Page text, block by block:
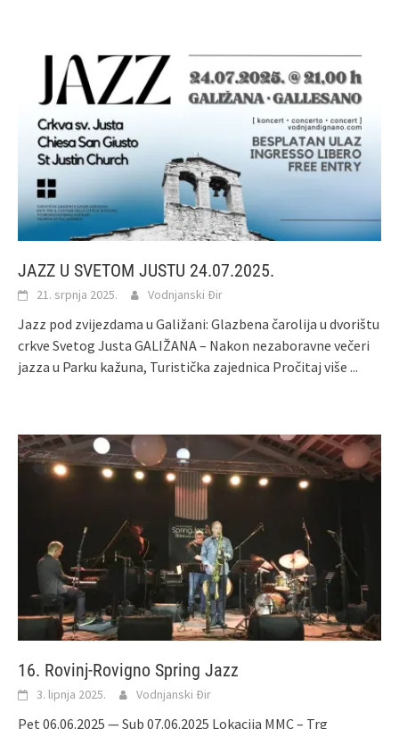
JAZZ U SVETOM JUSTU 24.07.2025.
21. srpnja 2025. Vodnjanski Đir
Jazz pod zvijezdama u Galižani: Glazbena čarolija u dvorištu
crkve Svetog Justa GALIŽANA – Nakon nezaboravne večeri
jazza u Parku kažuna, Turistička zajednica Pročitaj više ...
16. Rovinj-Rovigno Spring Jazz
3. lipnja 2025. Vodnjanski Đir
Pet 06.06.2025 — Sub 07.06.2025 Lokacija MMC – Trg